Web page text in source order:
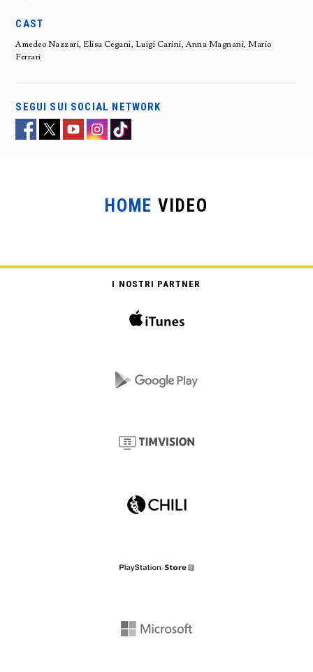
CAST
Amedeo Nazzari, Elisa Cegani, Luigi Carini, Anna Magnani, Mario
Ferrari
SEGUI SUI SOCIAL NETWORK
HOME VIDEO
I NOSTRI PARTNER